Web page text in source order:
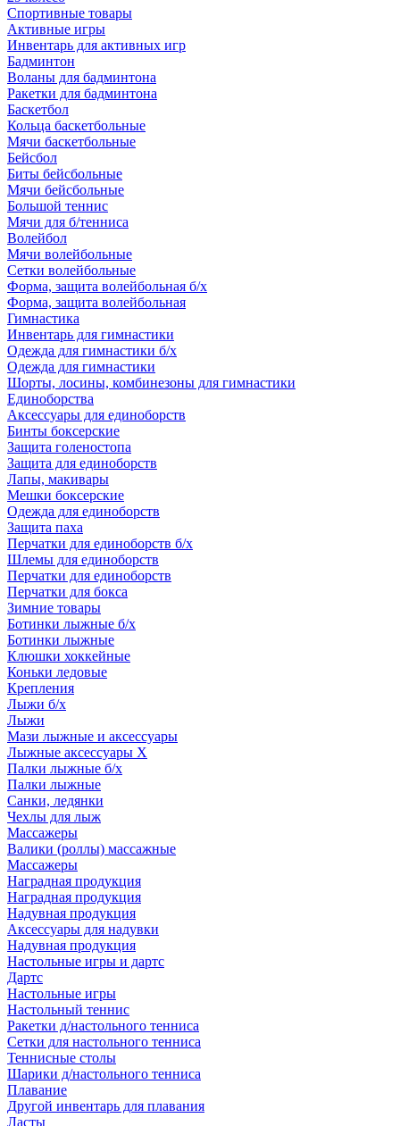
Спортивные товары
Активные игры
Инвентарь для активных игр
Бадминтон
Воланы для бадминтона
Ракетки для бадминтона
Баскетбол
Кольца баскетбольные
Мячи баскетбольные
Бейсбол
Биты бейсбольные
Мячи бейсбольные
Большой теннис
Мячи для б/тенниса
Волейбол
Мячи волейбольные
Сетки волейбольные
Форма, защита волейбольная б/х
Форма, защита волейбольная
Гимнастика
Инвентарь для гимнастики
Одежда для гимнастики б/х
Одежда для гимнастики
Шорты, лосины, комбинезоны для гимнастики
Единоборства
Аксессуары для единоборств
Бинты боксерские
Защита голеностопа
Защита для единоборств
Лапы, макивары
Мешки боксерские
Одежда для единоборств
Защита паха
Перчатки для единоборств б/х
Шлемы для единоборств
Перчатки для единоборств
Перчатки для бокса
Зимние товары
Ботинки лыжные б/х
Ботинки лыжные
Клюшки хоккейные
Коньки ледовые
Крепления
Лыжи б/х
Лыжи
Мази лыжные и аксессуары
Лыжные аксессуары Х
Палки лыжные б/х
Палки лыжные
Санки, ледянки
Чехлы для лыж
Массажеры
Валики (роллы) массажные
Массажеры
Наградная продукция
Наградная продукция
Надувная продукция
Аксессуары для надувки
Надувная продукция
Настольные игры и дартс
Дартс
Настольные игры
Настольный теннис
Ракетки д/настольного тенниса
Сетки для настольного тенниса
Теннисные столы
Шарики д/настольного тенниса
Плавание
Другой инвентарь для плавания
Ласты